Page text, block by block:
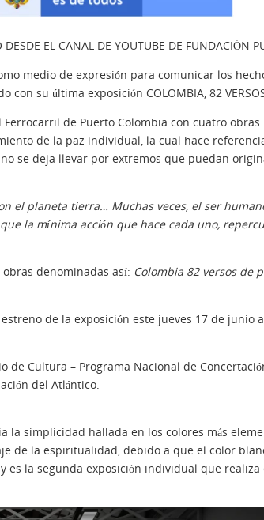
EL CANAL DE YOUTUBE DE FUNDACIÓN
medio de expresión para comunicar los
su última exposición COLOMBIA, 82
de Puerto Colombia con cuatro obras
de la paz individual, la cual hace
se deja llevar por extremos que puedan
el planeta tierra… Muchas veces, el ser
la mínima acción que hace cada uno,
denominadas así: Colombia 82 versos de
de la exposición este jueves 17 de junio
Cultura – Programa Nacional de
del Atlántico.
simplicidad hallada en los colores más
de la espiritualidad, debido a que el color
la segunda exposición individual que realiza